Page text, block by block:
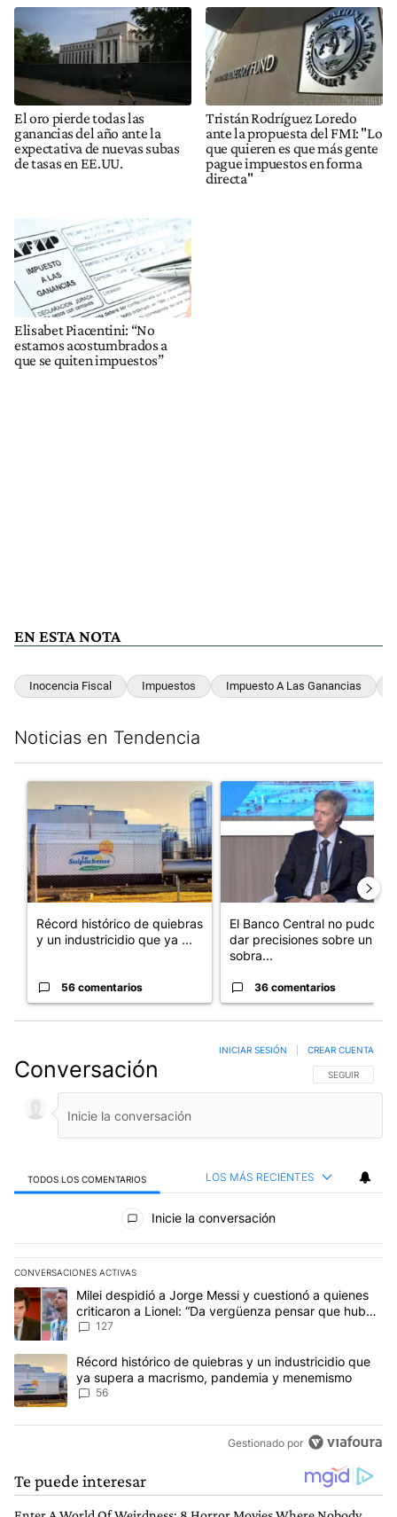
El oro pierde todas las
ganancias del año ante la
expectativa de nuevas subas
de tasas en EE.UU.
Tristán Rodríguez Loredo
ante la propuesta del FMI: "Lo
que quieren es que más gente
pague impuestos en forma
directa"
Elisabet Piacentini: “No
estamos acostumbrados a
que se quiten impuestos”
EN ESTA NOTA
Inocencia Fiscal Impuestos Impuesto A Las Ganancias
Noticias en Tendencia
Un artículo de tendencia con el título "Récord histórico de
Récord histórico de quiebras
y un industricidio que ya ...
56 comentarios
Un artículo de tendencia
El Banco Central no pudo
dar precisiones sobre un
sobra...
36 comentarios
Conversación SIGA ESTA
SEGUIR
INICIAR SESIÓN CREAR CUENTA
TODOS LOS COMENTARIOS LOS MÁS RECIENTES
Todos los comentarios
Inicie la conversación
CONVERSACIONES ACTIVAS
Este listado muestra los artículos con más comentarios en los
Un artículo de tendencia con el título "Milei despidió a Jorge
Milei despidió a Jorge Messi y cuestionó a quienes
criticaron a Lionel: “Da vergüenza pensar que hubo
anti-Messi”
127
Un artículo de tendencia con el título "Récord histórico de
Récord histórico de quiebras y un industricidio que
ya supera a macrismo, pandemia y menemismo
56
Gestionado por